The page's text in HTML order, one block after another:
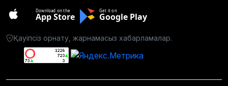
Download on the
App Store
Get it on
Google Play
Қауіпсіз орнату, жарнамасыз хабарламалар.